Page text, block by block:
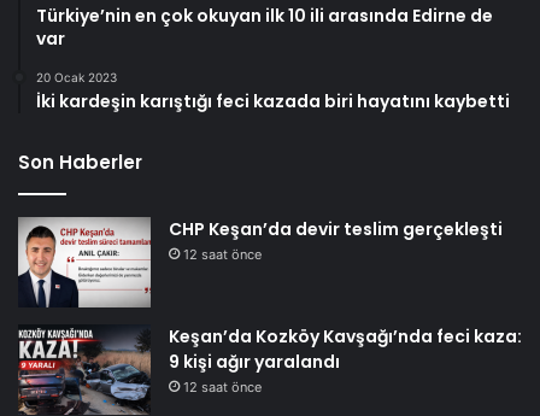
Türkiye’nin en çok okuyan ilk 10 ili arasında Edirne de
var
20 Ocak 2023
İki kardeşin karıştığı feci kazada biri hayatını kaybetti
Son Haberler
CHP Keşan’da devir teslim gerçekleşti
12 saat önce
Keşan’da Kozköy Kavşağı’nda feci kaza:
9 kişi ağır yaralandı
12 saat önce